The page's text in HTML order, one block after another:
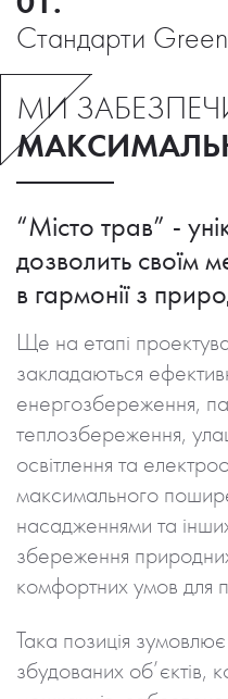
Стандарти
МИ
“Місто трав” -
дозволить своїм
в гармонії з
Ще на етапі
закладаються
енергозбереження,
теплозбереження,
освітлення та
максимального
насадженнями та
збереження
комфортних умов для
Така позиція зумовлює
збудованих